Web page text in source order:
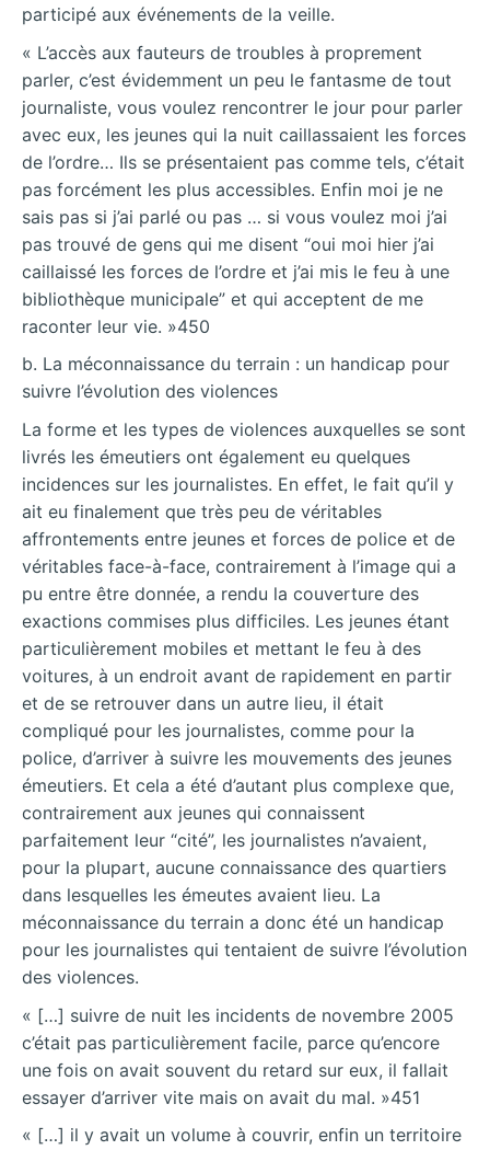
participé aux événements de la veille.
« L’accès aux fauteurs de troubles à proprement
parler, c’est évidemment un peu le fantasme de tout
journaliste, vous voulez rencontrer le jour pour parler
avec eux, les jeunes qui la nuit caillassaient les forces
de l’ordre… Ils se présentaient pas comme tels, c’était
pas forcément les plus accessibles. Enfin moi je ne
sais pas si j’ai parlé ou pas … si vous voulez moi j’ai
pas trouvé de gens qui me disent “oui moi hier j’ai
caillaissé les forces de l’ordre et j’ai mis le feu à une
bibliothèque municipale” et qui acceptent de me
raconter leur vie. »450
b. La méconnaissance du terrain : un handicap pour
suivre l’évolution des violences
La forme et les types de violences auxquelles se sont
livrés les émeutiers ont également eu quelques
incidences sur les journalistes. En effet, le fait qu’il y
ait eu finalement que très peu de véritables
affrontements entre jeunes et forces de police et de
véritables face-à-face, contrairement à l’image qui a
pu entre être donnée, a rendu la couverture des
exactions commises plus difficiles. Les jeunes étant
particulièrement mobiles et mettant le feu à des
voitures, à un endroit avant de rapidement en partir
et de se retrouver dans un autre lieu, il était
compliqué pour les journalistes, comme pour la
police, d’arriver à suivre les mouvements des jeunes
émeutiers. Et cela a été d’autant plus complexe que,
contrairement aux jeunes qui connaissent
parfaitement leur “cité”, les journalistes n’avaient,
pour la plupart, aucune connaissance des quartiers
dans lesquelles les émeutes avaient lieu. La
méconnaissance du terrain a donc été un handicap
pour les journalistes qui tentaient de suivre l’évolution
des violences.
« […] suivre de nuit les incidents de novembre 2005
c’était pas particulièrement facile, parce qu’encore
une fois on avait souvent du retard sur eux, il fallait
essayer d’arriver vite mais on avait du mal. »451
« […] il y avait un volume à couvrir, enfin un territoire